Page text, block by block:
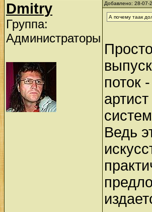
Dmitry
Группа:
Администраторы
Добавлено: 28-07-
А почему таак
поток
Ведь